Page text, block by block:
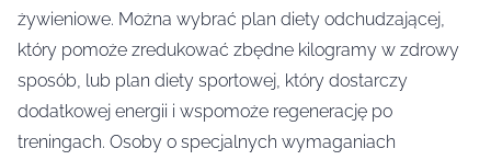
żywieniowe. Można wybrać plan diety odchudzającej,
który pomoże zredukować zbędne kilogramy w zdrowy
sposób, lub plan diety sportowej, który dostarczy
dodatkowej energii i wspomoże regenerację po
treningach. Osoby o specjalnych wymaganiach